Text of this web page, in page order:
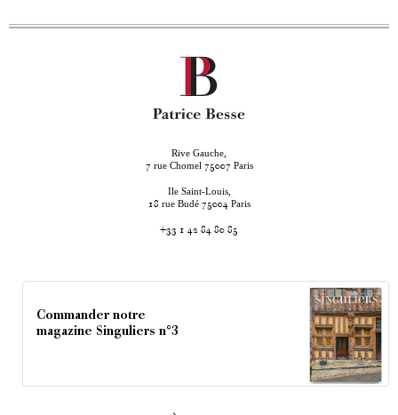
Rive Gauche,
7 rue Chomel 75007 Paris
Ile Saint-Louis,
18 rue Budé 75004 Paris
+33 1 42 84 80 85
Commander notre
magazine Singuliers n°3